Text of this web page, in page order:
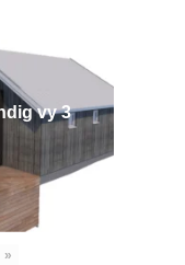
vy 3
»